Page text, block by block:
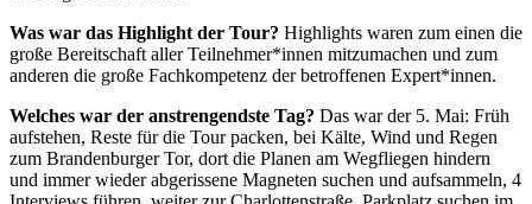
Was war das Highlight der Tour? Highlights waren zum einen die
große Bereitschaft aller Teilnehmer*innen mitzumachen und zum
anderen die große Fachkompetenz der betroffenen Expert*innen.
Welches war der anstrengendste Tag? Das war der 5. Mai: Früh
aufstehen, Reste für die Tour packen, bei Kälte, Wind und Regen
zum Brandenburger Tor, dort die Planen am Wegfliegen hindern
und immer wieder abgerissene Magneten suchen und aufsammeln, 4